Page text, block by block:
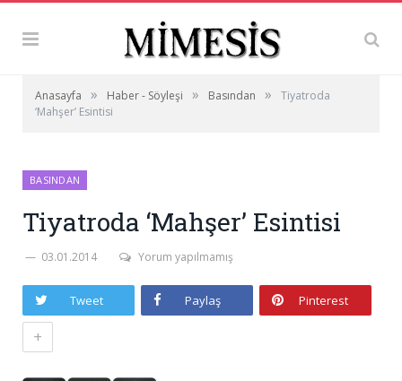
Anasayfa » Haber - Söyleşi » Basından »
Tiyatroda
‘Mahşer’ Esintisi
BASINDAN
Tiyatroda ‘Mahşer’ Esintisi
03.01.2014 Yorum yapılmamış
Tweet Paylaş Pinterest
+